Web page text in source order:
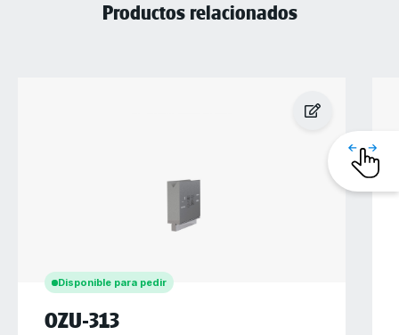
Productos relacionados
Disponible para pedir
OZU-313